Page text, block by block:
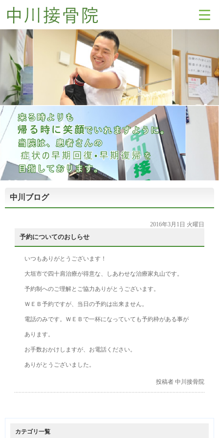
中川ブログ
2016年3月1日 火曜日
予約についてのおしらせ
いつもありがとうございます！
大垣市で四十肩治療が得意な、しあわせな治療家丸山です。
予約制へのご理解とご協力ありがとうございます。
ＷＥＢ予約ですが、当日の予約は出来ません。
電話のみです。ＷＥＢで一杯になっていても予約枠がある事が
あります。
お手数おかけしますが、お電話ください。
ありがとうございました。
投稿者 中川接骨院
カテゴリ一覧